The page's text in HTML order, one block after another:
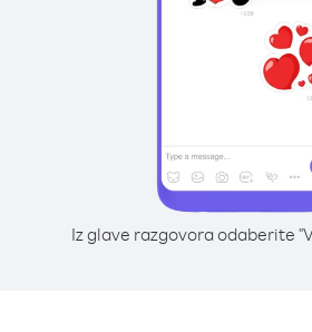
Iz glave razgovora odaberite